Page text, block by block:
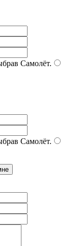
Самолёт.
Самолёт.